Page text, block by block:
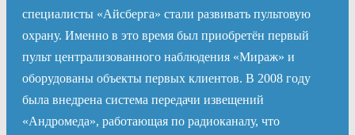
специалисты «Айсберга» стали развивать пультовую
охрану. Именно в это время был приобретён первый
пульт централизованного наблюдения «Мираж» и
оборудованы объекты первых клиентов. В 2008 году
была внедрена система передачи извещений
«Андромеда», работающая по радиоканалу, что